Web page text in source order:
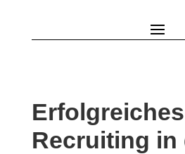
Erfolgreiches
Recruiting in